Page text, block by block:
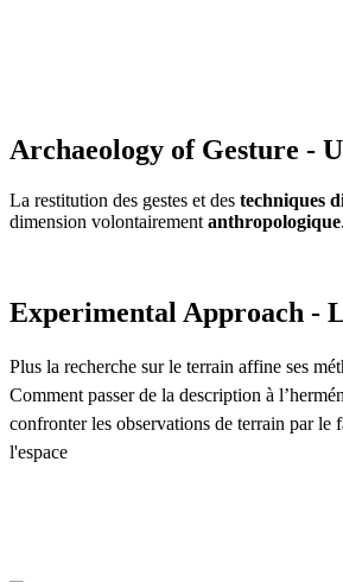
Archaeology of Gesture -
La restitution des gestes et des techniques
dimension volontairement anthropologique.
Experimental Approach -
Plus la recherche sur le terrain affine ses
Comment passer de la description à
confronter les observations de terrain par le
l'espace